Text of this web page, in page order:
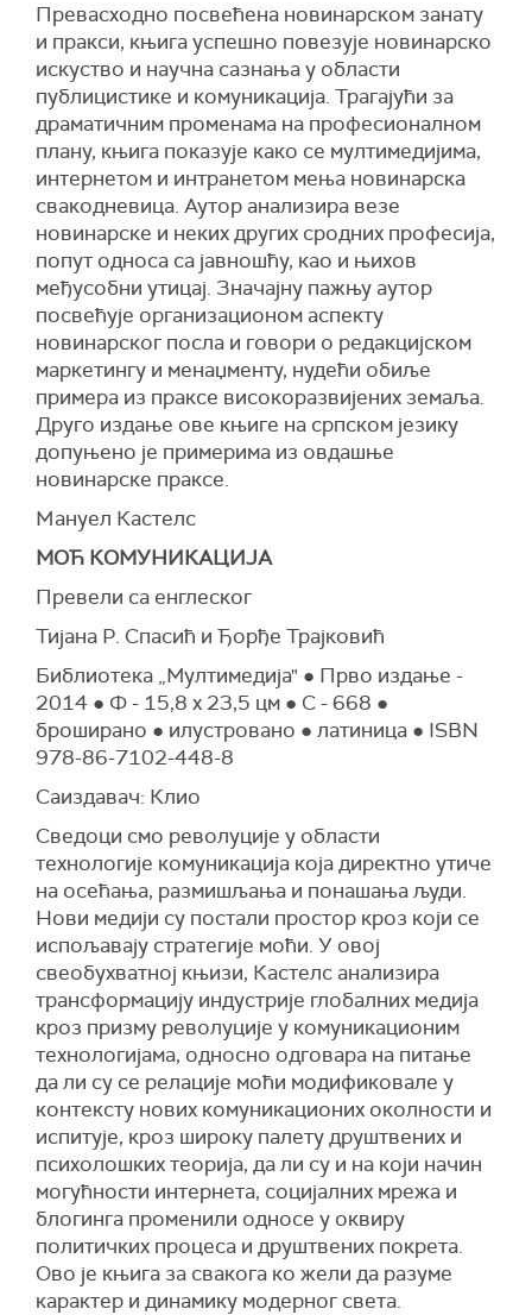
Превасходно посвећена новинарском занату
и пракси, књига успешно повезује новинарско
искуство и научна сазнања у области
публицистике и комуникација. Трагајући за
драматичним променама на професионалном
плану, књига показује како се мултимедијима,
интернетом и интранетом мења новинарска
свакодневица. Аутор анализира везе
новинарске и неких других сродних професија,
попут односа са јавношћу, као и њихов
међусобни утицај. Значајну пажњу аутор
посвећује организационом аспекту
новинарског посла и говори о редакцијском
маркетингу и менаџменту, нудећи обиље
примера из праксе високоразвијених земаља.
Друго издање ове књиге на српском језику
допуњено је примерима из овдашње
новинарске праксе.
Mануел Кастелс
МОЋ КОМУНИКАЦИЈА
Превели са енглеског
Тијана Р. Спасић и Ђорђе Трајковић
Библиотека „Мултимедија" ● Прво издање -
2014 ● Ф - 15,8 x 23,5 цм ● С - 668 ●
броширано ● илустровано ● латиница ● ISBN
978-86-7102-448-8
Саиздавач: Клио
Сведоци смо револуције у области
технологије комуникација која директно утиче
на осећања, размишљања и понашања људи.
Нови медији су постали простор кроз који се
испољавају стратегије моћи. У овој
свеобухватној књизи, Кастелс анализира
трансформацију индустрије глобалних медија
кроз призму револуције у комуникационим
технологијама, односно одговара на питање
да ли су се релације моћи модификовале у
контексту нових комуникационих околности и
испитује, кроз широку палету друштвених и
психолошких теорија, да ли су и на који начин
могућности интернета, социјалних мрежа и
блогинга променили односе у оквиру
политичких процеса и друштвених покрета.
Ово је књига за свакога ко жели да разуме
карактер и динамику модерног света.